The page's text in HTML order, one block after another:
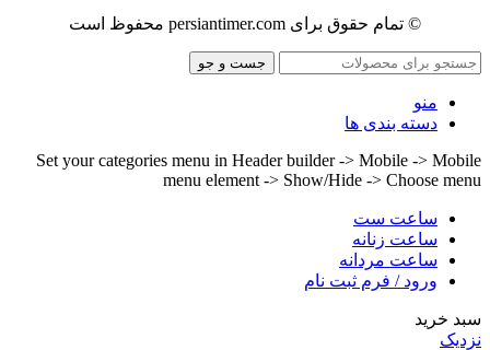
© تمام حقوق برای persiantimer.com محفوظ است
جست و جو
منو
دسته بندی ها
Set your categories menu in Header builder -> Mobile -> Mobile
menu element -> Show/Hide -> Choose menu
ساعت ست
ساعت زنانه
ساعت مردانه
ورود / فرم ثبت نام
سبد خرید
نزدیک